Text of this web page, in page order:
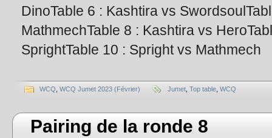
DinoTable 6 : Kashtira vs
MathmechTable 8 : Kashtira vs
SprightTable 10 : Spright vs Mathmech
WCQ WCQ Jumet 2023 (Février) Jumet Top table WCQ
Pairing de la ronde 8